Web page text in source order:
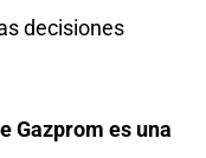
decisiones
Gazprom es una